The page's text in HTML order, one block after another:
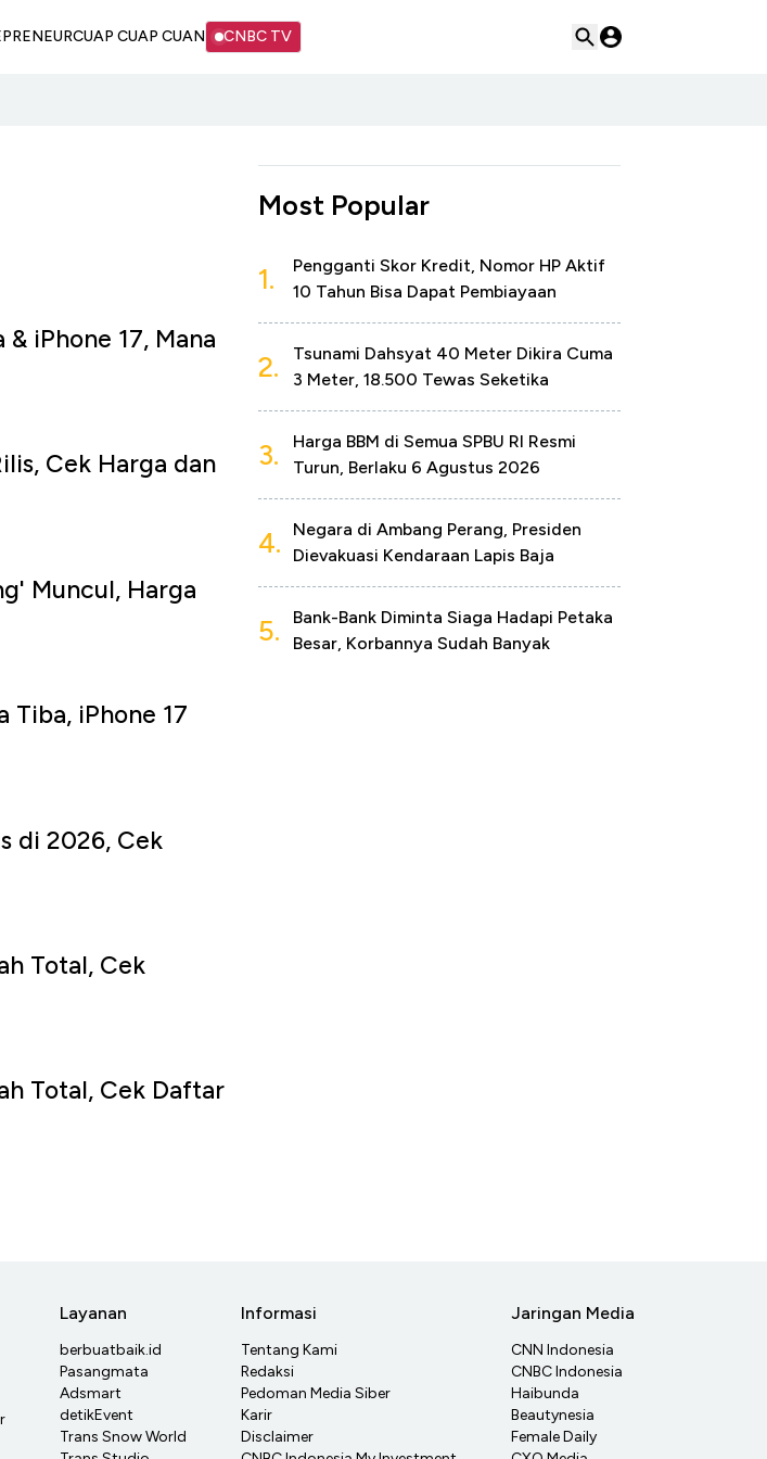
CUAP CUAP CUAN CNBC TV
iPhone 17, Mana
Cek Harga dan
Muncul, Harga
Tiba, iPhone 17
di 2026, Cek
Total, Cek
Total, Cek Daftar
Most Popular
1.
Pengganti Skor Kredit, Nomor HP Aktif
10 Tahun Bisa Dapat Pembiayaan
2.
Tsunami Dahsyat 40 Meter Dikira Cuma
3 Meter, 18.500 Tewas Seketika
3.
Harga BBM di Semua SPBU RI Resmi
Turun, Berlaku 6 Agustus 2026
4.
Negara di Ambang Perang, Presiden
Dievakuasi Kendaraan Lapis Baja
5.
Bank-Bank Diminta Siaga Hadapi Petaka
Besar, Korbannya Sudah Banyak
Layanan
berbuatbaik.id
Pasangmata
Adsmart
detikEvent
Trans Snow World
Informasi
Tentang Kami
Redaksi
Pedoman Media Siber
Karir
Disclaimer
Jaringan Media
CNN Indonesia
CNBC Indonesia
Haibunda
Beautynesia
Female Daily